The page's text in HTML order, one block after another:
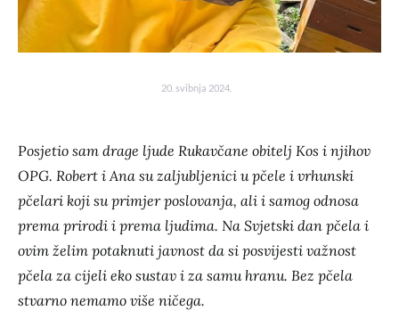
20. svibnja 2024.
Posjetio sam drage ljude Rukavčane obitelj Kos i njihov
OPG. Robert i Ana su zaljubljenici u pčele i vrhunski
pčelari koji su primjer poslovanja, ali i samog odnosa
prema prirodi i prema ljudima. Na Svjetski dan pčela i
ovim želim potaknuti javnost da si posvijesti važnost
pčela za cijeli eko sustav i za samu hranu. Bez pčela
stvarno nemamo više ničega.